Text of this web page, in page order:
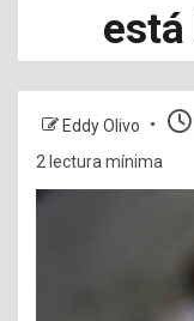
está
Eddy Olivo
2 lectura mínima